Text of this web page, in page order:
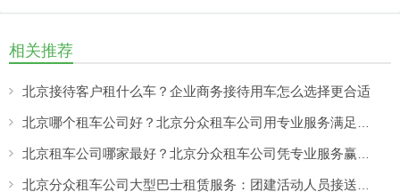
相关推荐
北京接待客户租什么车？企业商务接待用车怎么选择更合适